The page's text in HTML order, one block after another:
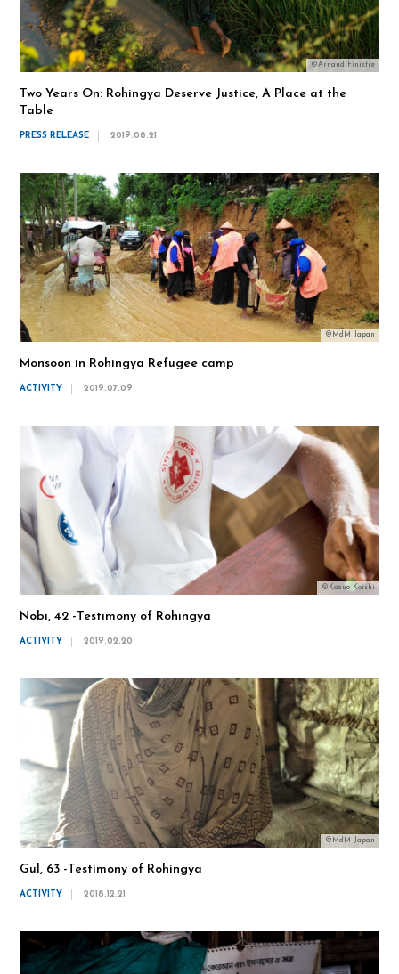
©Arnaud Finistre
Two Years On: Rohingya Deserve Justice, A Place at the
Table
PRESS RELEASE 2019.08.21
©MdM Japan
Monsoon in Rohingya Refugee camp
ACTIVITY 2019.07.09
©Kazuo Koishi
Nobi, 42 -Testimony of Rohingya
ACTIVITY 2019.02.20
©MdM Japan
Gul, 63 -Testimony of Rohingya
ACTIVITY 2018.12.21